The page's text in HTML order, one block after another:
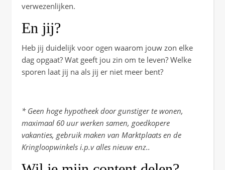
verwezenlijken.
En jij?
Heb jij duidelijk voor ogen waarom jouw zon elke
dag opgaat? Wat geeft jou zin om te leven? Welke
sporen laat jij na als jij er niet meer bent?
* Geen hoge hypotheek door gunstiger te wonen,
maximaal 60 uur werken samen, goedkopere
vakanties, gebruik maken van Marktplaats en de
Kringloopwinkels i.p.v alles nieuw enz..